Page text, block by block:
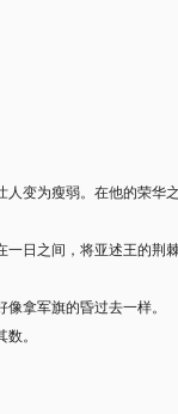
人变为瘦弱。在他的荣华
一日之间，将亚述王的荆
拿军旗的昏过去一样。
。